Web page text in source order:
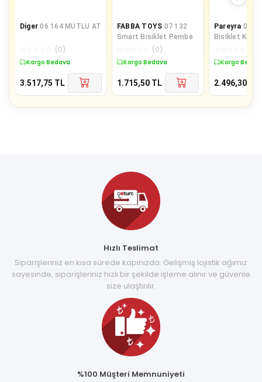
Diger 06 164 MUTLU AT
(0)
Kargo Bedava
3.517,75 TL
FABBA TOYS 07 132
Smart Bisiklet Pembe
(0)
Kargo Bedava
1.715,50 TL
Pareyra 07
Bisiklet
Kargo
2.496,30
Hızlı Teslimat
Siparişleriniz en kısa sürede kapınızda. Gelişmiş lojistik ağımız
sayesinde, siparişleriniz hızlı bir şekilde işleme alınır ve güvenle
size ulaştırılır.
%100 Müşteri Memnuniyeti